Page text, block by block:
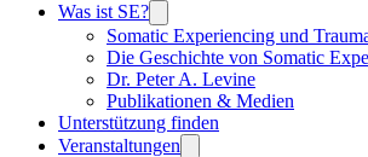
Was ist SE?
Somatic Experiencing und
Die Geschichte von Somatic
Dr. Peter A. Levine
Publikationen & Medien
Unterstützung finden
Veranstaltungen